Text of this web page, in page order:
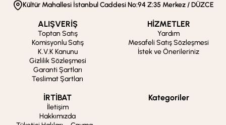
Kültür Mahallesi İstanbul Caddesi No:94 Z:35 Merkez / DÜZCE
ALIŞVERİŞ
Toptan Satış
Komisyonlu Satış
K.V.K Kanunu
Gizlilik Sözleşmesi
Garanti Şartları
Teslimat Şartları
HİZMETLER
Yardım
Mesafeli Satış Sözleşmesi
İstek ve Önerileriniz
İRTİBAT
İletişim
Hakkımızda
Kategoriler